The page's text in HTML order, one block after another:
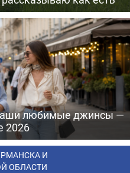
любимые джинсы —
2026
И
ОБЛАСТИ